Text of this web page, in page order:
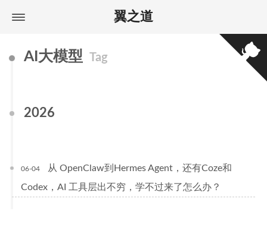
翼之道
AI大模型 Tag
2026
06-04
从 OpenClaw到Hermes Agent，还有Coze和
Codex，AI 工具层出不穷，学不过来了怎么办？